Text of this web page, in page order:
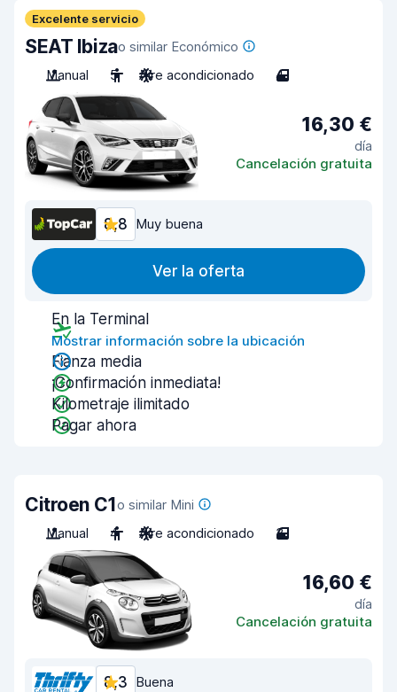
Excelente servicio
SEAT Ibizao similar Económico
Manual
5 Aire acondicionado 4
16,30 €
día
Cancelación gratuita
8,8 Muy buena
Ver la oferta
En la Terminal
Mostrar información sobre la ubicación
Fianza media
¡Confirmación inmediata!
Kilometraje ilimitado
Pagar ahora
Citroen C1o similar Mini
Manual
4 Aire acondicionado 3
16,60 €
día
Cancelación gratuita
8,3 Buena